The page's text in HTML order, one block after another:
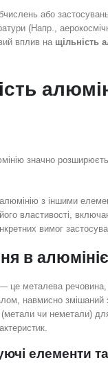
або
(Напр.,
вплив на щільність
значно
з іншими
властивості,
вимог
в
це металева речовина,
навмисно змішаний
чи неметали)
елементи